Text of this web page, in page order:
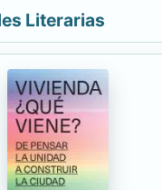
Literarias